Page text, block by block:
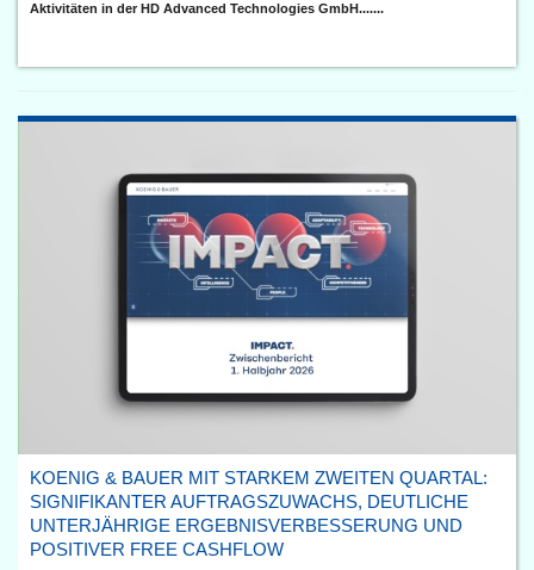
Aktivitäten in der HD Advanced Technologies GmbH.......
KOENIG & BAUER MIT STARKEM ZWEITEN QUARTAL:
SIGNIFIKANTER AUFTRAGSZUWACHS, DEUTLICHE
UNTERJÄHRIGE ERGEBNISVERBESSERUNG UND
POSITIVER FREE CASHFLOW